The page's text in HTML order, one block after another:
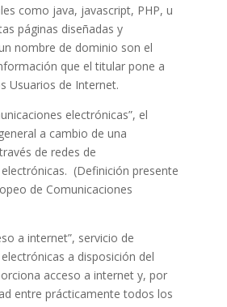
como java, javascript, PHP, u
páginas diseñadas y
nombre de dominio son el
que el titular pone a
Usuarios de Internet.
electrónicas”, el
a cambio de una
de redes de
(Definición presente
de Comunicaciones
a internet”, servicio de
a disposición del
acceso a internet y, por
entre prácticamente todos los